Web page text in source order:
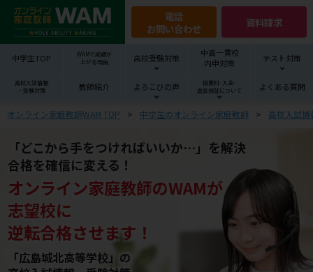
電話
お問い合わせ
資料請求
中学生TOP
WAMで成績が
上がる理由
高校受験対策
中高一貫校
内申対策
テスト対策
高校入試情報
・受験対策
教師紹介 よろこびの声
授業料･入会･
返金保証について
よくある質問
オンライン家庭教師WAM TOP 中学生のオンライン家庭教師 高校入試
「どこから手をつければいいか…」を解決
合格を確信に変える！
オンライン家庭教師のWAMが
志望校に
逆転合格させます！
「広島城北高等学校」の